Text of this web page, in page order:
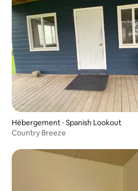
Hébergement ⋅ Spanish Lookout
Country Breeze